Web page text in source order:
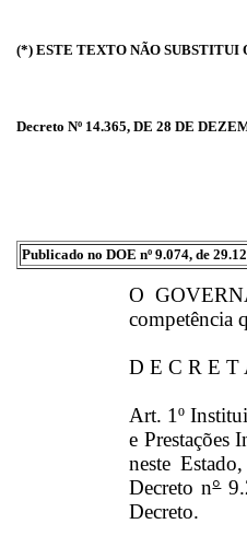
(*) ESTE TEXTO NÃO SUBSTITUI
Decreto Nº 14.365, DE 28 DE
Publicado no DOE nº 9.074, de
O
competência
D E C R E T
Art. 1º
e Prestações
neste
Decreto n°
Decreto.